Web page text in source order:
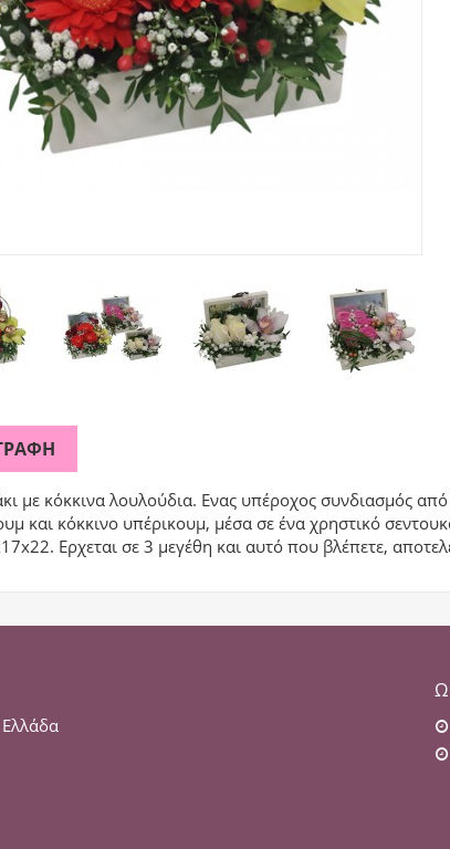
με κόκκινα λουλούδια. Ενας υπέροχος συνδιασμός
και κόκκινο υπέρικουμ, μέσα σε ένα χρηστικό
Ερχεται σε 3 μεγέθη και αυτό που βλέπετε,